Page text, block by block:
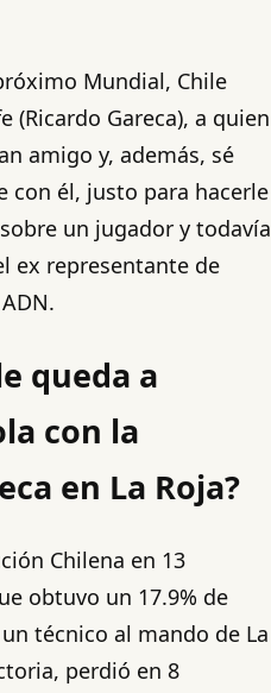
Mundial, Chile
(Ricardo Gareca), a quien
amigo y, además, sé
con él, justo para hacerle
un jugador y todavía
ex representante de
queda a
con la
en La Roja?
Chilena en 13
obtuvo un 17.9% de
técnico al mando de La
perdió en 8